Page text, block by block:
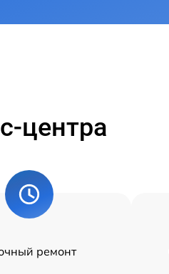
центра
ремонт